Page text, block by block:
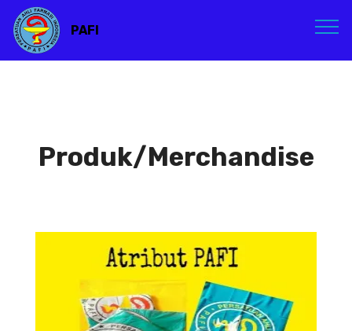
PAFI
Produk/Merchandise
Atribut PAFI
Atribut PAFI